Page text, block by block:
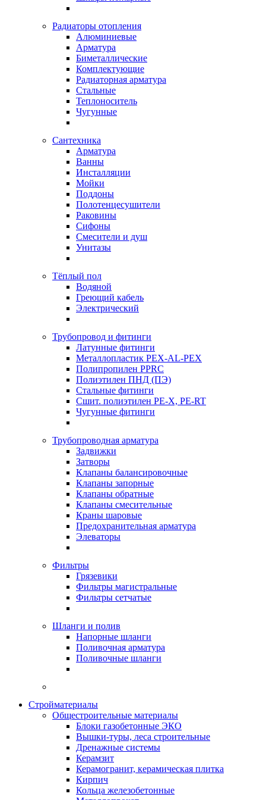
Радиаторы отопления
Алюминиевые
Арматура
Биметаллические
Комплектующие
Радиаторная арматура
Стальные
Теплоноситель
Чугунные
Сантехника
Арматура
Ванны
Инсталляции
Мойки
Поддоны
Полотенцесушители
Раковины
Сифоны
Смесители и душ
Унитазы
Тёплый пол
Водяной
Греющий кабель
Электрический
Трубопровод и фитинги
Латунные фитинги
Металлопластик PEX-AL-PEX
Полипропилен PPRC
Полиэтилен ПНД (ПЭ)
Стальные фитинги
Сшит. полиэтилен PE-X, PE-RT
Чугунные фитинги
Трубопроводная арматура
Задвижки
Затворы
Клапаны балансировочные
Клапаны запорные
Клапаны обратные
Клапаны смесительные
Краны шаровые
Предохранительная арматура
Элеваторы
Фильтры
Грязевики
Фильтры магистральные
Фильтры сетчатые
Шланги и полив
Напорные шланги
Поливочная арматура
Поливочные шланги
Стройматериалы
Oбщестроительные материалы
Блоки газобетонные ЭКО
Вышки-туры, леса строительные
Дренажные системы
Керамзит
Керамогранит, керамическая плитка
Кирпич
Кольца железобетонные